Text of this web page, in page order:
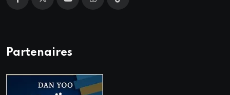
Partenaires